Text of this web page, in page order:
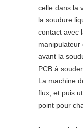
celle dans la
la soudure
contact avec
manipulateur
avant la
PCB à
La machine
flux, et puis
point pour